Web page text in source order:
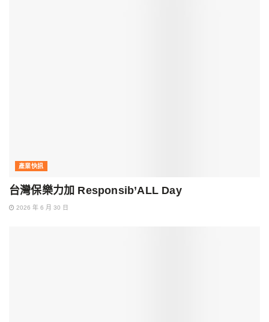
產業快訊
台灣保樂力加 Responsib’ALL Day
2026 年 6 月 30 日